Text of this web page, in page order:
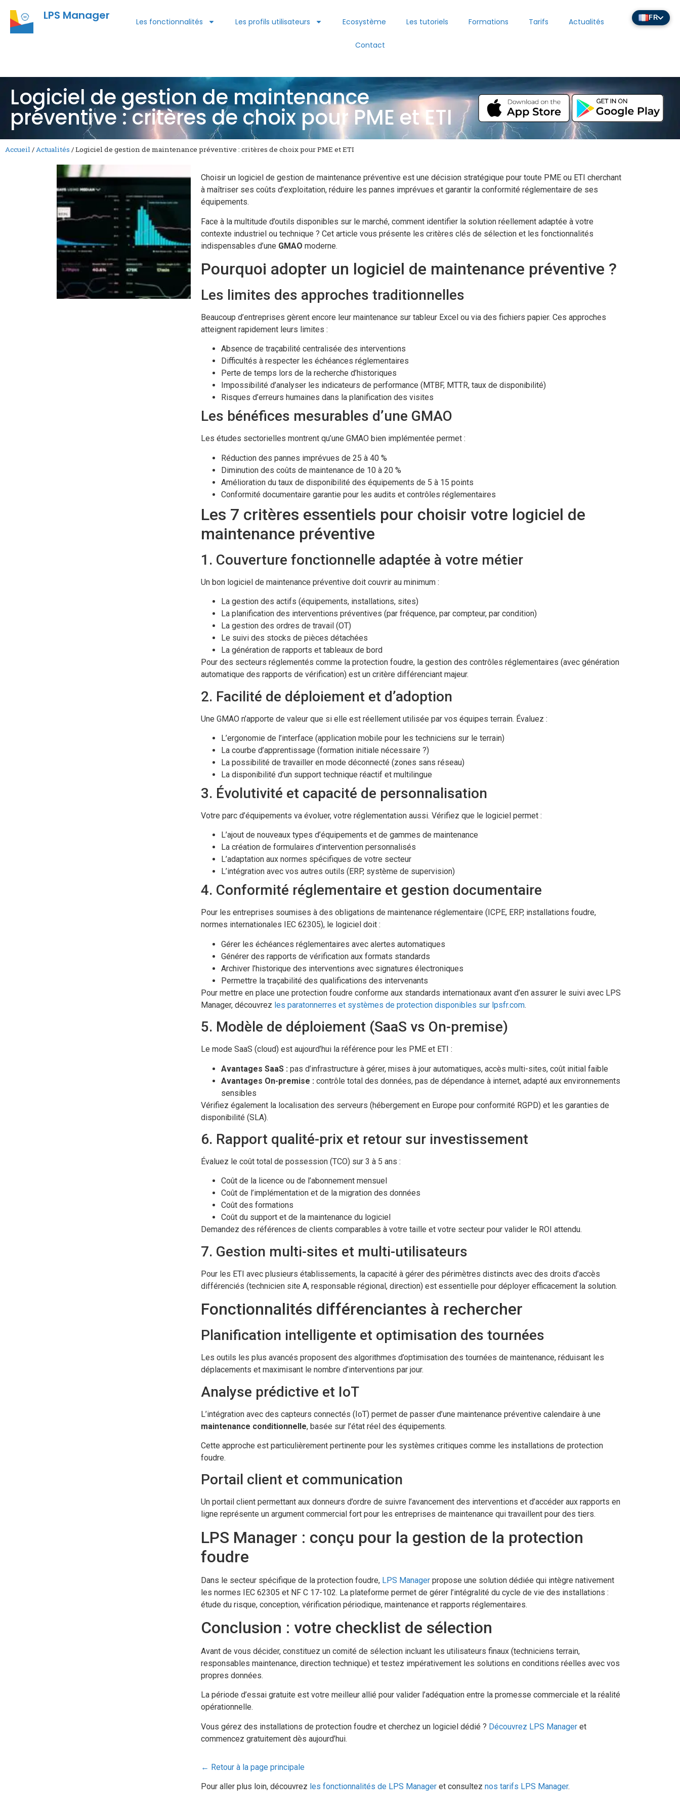
LPS Manager Les fonctionnalités Les profils utilisateurs Ecosystème Les tutoriels Formations Tarifs Actualités
Contact
Logiciel de gestion de maintenance
préventive : critères de choix pour PME et ETI
Accueil/Actualités /Logiciel de gestion de maintenance préventive : critères de choix pour PME et ETI
Choisir un logiciel de gestion de maintenance préventive est une décision stratégique pour toute PME ou ETI cherchant
à maîtriser ses coûts d’exploitation, réduire les pannes imprévues et garantir la conformité réglementaire de ses
équipements.
Face à la multitude d’outils disponibles sur le marché, comment identifier la solution réellement adaptée à votre
contexte industriel ou technique ? Cet article vous présente les critères clés de sélection et les fonctionnalités
indispensables d’une GMAO moderne.
Pourquoi adopter un logiciel de maintenance préventive ?
Les limites des approches traditionnelles
Beaucoup d’entreprises gèrent encore leur maintenance sur tableur Excel ou via des fichiers papier. Ces approches
atteignent rapidement leurs limites :
Absence de traçabilité centralisée des interventions
Difficultés à respecter les échéances réglementaires
Perte de temps lors de la recherche d’historiques
Impossibilité d’analyser les indicateurs de performance (MTBF, MTTR, taux de disponibilité)
Risques d’erreurs humaines dans la planification des visites
Les bénéfices mesurables d’une GMAO
Les études sectorielles montrent qu’une GMAO bien implémentée permet :
Réduction des pannes imprévues de 25 à 40 %
Diminution des coûts de maintenance de 10 à 20 %
Amélioration du taux de disponibilité des équipements de 5 à 15 points
Conformité documentaire garantie pour les audits et contrôles réglementaires
Les 7 critères essentiels pour choisir votre logiciel de
maintenance préventive
1. Couverture fonctionnelle adaptée à votre métier
Un bon logiciel de maintenance préventive doit couvrir au minimum :
La gestion des actifs (équipements, installations, sites)
La planification des interventions préventives (par fréquence, par compteur, par condition)
La gestion des ordres de travail (OT)
Le suivi des stocks de pièces détachées
La génération de rapports et tableaux de bord
Pour des secteurs réglementés comme la protection foudre, la gestion des contrôles réglementaires (avec génération
automatique des rapports de vérification) est un critère différenciant majeur.
2. Facilité de déploiement et d’adoption
Une GMAO n’apporte de valeur que si elle est réellement utilisée par vos équipes terrain. Évaluez :
L’ergonomie de l’interface (application mobile pour les techniciens sur le terrain)
La courbe d’apprentissage (formation initiale nécessaire ?)
La possibilité de travailler en mode déconnecté (zones sans réseau)
La disponibilité d’un support technique réactif et multilingue
3. Évolutivité et capacité de personnalisation
Votre parc d’équipements va évoluer, votre réglementation aussi. Vérifiez que le logiciel permet :
L’ajout de nouveaux types d’équipements et de gammes de maintenance
La création de formulaires d’intervention personnalisés
L’adaptation aux normes spécifiques de votre secteur
L’intégration avec vos autres outils (ERP, système de supervision)
4. Conformité réglementaire et gestion documentaire
Pour les entreprises soumises à des obligations de maintenance réglementaire (ICPE, ERP, installations foudre,
normes internationales IEC 62305), le logiciel doit :
Gérer les échéances réglementaires avec alertes automatiques
Générer des rapports de vérification aux formats standards
Archiver l’historique des interventions avec signatures électroniques
Permettre la traçabilité des qualifications des intervenants
Pour mettre en place une protection foudre conforme aux standards internationaux avant d’en assurer le suivi avec LPS
Manager, découvrez les paratonnerres et systèmes de protection disponibles sur lpsfr.com.
5. Modèle de déploiement (SaaS vs On-premise)
Le mode SaaS (cloud) est aujourd’hui la référence pour les PME et ETI :
Avantages SaaS : pas d’infrastructure à gérer, mises à jour automatiques, accès multi-sites, coût initial faible
Avantages On-premise : contrôle total des données, pas de dépendance à internet, adapté aux environnements
sensibles
Vérifiez également la localisation des serveurs (hébergement en Europe pour conformité RGPD) et les garanties de
disponibilité (SLA).
6. Rapport qualité-prix et retour sur investissement
Évaluez le coût total de possession (TCO) sur 3 à 5 ans :
Coût de la licence ou de l’abonnement mensuel
Coût de l’implémentation et de la migration des données
Coût des formations
Coût du support et de la maintenance du logiciel
Demandez des références de clients comparables à votre taille et votre secteur pour valider le ROI attendu.
7. Gestion multi-sites et multi-utilisateurs
Pour les ETI avec plusieurs établissements, la capacité à gérer des périmètres distincts avec des droits d’accès
différenciés (technicien site A, responsable régional, direction) est essentielle pour déployer efficacement la solution.
Fonctionnalités différenciantes à rechercher
Planification intelligente et optimisation des tournées
Les outils les plus avancés proposent des algorithmes d’optimisation des tournées de maintenance, réduisant les
déplacements et maximisant le nombre d’interventions par jour.
Analyse prédictive et IoT
L’intégration avec des capteurs connectés (IoT) permet de passer d’une maintenance préventive calendaire à une
maintenance conditionnelle, basée sur l’état réel des équipements.
Cette approche est particulièrement pertinente pour les systèmes critiques comme les installations de protection
foudre.
Portail client et communication
Un portail client permettant aux donneurs d’ordre de suivre l’avancement des interventions et d’accéder aux rapports en
ligne représente un argument commercial fort pour les entreprises de maintenance qui travaillent pour des tiers.
LPS Manager : conçu pour la gestion de la protection
foudre
Dans le secteur spécifique de la protection foudre, LPS Manager propose une solution dédiée qui intègre nativement
les normes IEC 62305 et NF C 17-102. La plateforme permet de gérer l’intégralité du cycle de vie des installations :
étude du risque, conception, vérification périodique, maintenance et rapports réglementaires.
Conclusion : votre checklist de sélection
Avant de vous décider, constituez un comité de sélection incluant les utilisateurs finaux (techniciens terrain,
responsables maintenance, direction technique) et testez impérativement les solutions en conditions réelles avec vos
propres données.
La période d’essai gratuite est votre meilleur allié pour valider l’adéquation entre la promesse commerciale et la réalité
opérationnelle.
Vous gérez des installations de protection foudre et cherchez un logiciel dédié ? Découvrez LPS Manager et
commencez gratuitement dès aujourd’hui.
← Retour à la page principale
Pour aller plus loin, découvrez les fonctionnalités de LPS Manager et consultez nos tarifs LPS Manager.
FR